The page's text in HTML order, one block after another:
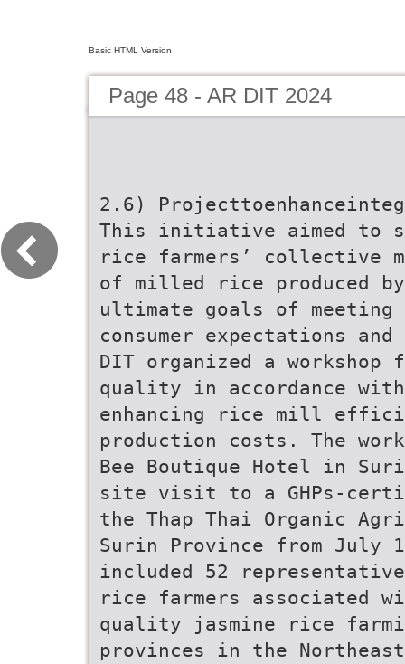
Basic HTML Version
Page 48 - AR DIT 2024
2.6)
This initiative aimed to
rice farmers’ collective
of milled rice produced
ultimate goals of meeting
consumer expectations
DIT organized a
quality in accordance
enhancing rice mill
production costs. The
Bee Boutique Hotel in
site visit to a GHPs-
the Thap Thai Organic
Surin Province from July
included 52
rice farmers associated
quality jasmine rice
provinces in the